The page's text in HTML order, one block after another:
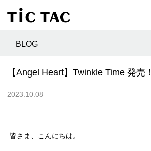
BLOG
【Angel Heart】Twinkle Time 発売！
2023.10.08
皆さま、こんにちは。